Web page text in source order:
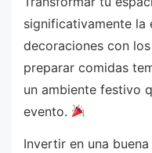
significativamente la
decoraciones con
preparar comidas
un ambiente festivo
evento.
Invertir en una